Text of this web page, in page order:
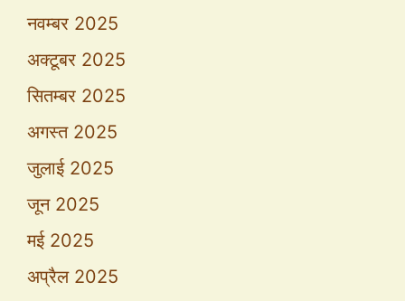
नवम्बर 2025
अक्टूबर 2025
सितम्बर 2025
अगस्त 2025
जुलाई 2025
जून 2025
मई 2025
अप्रैल 2025